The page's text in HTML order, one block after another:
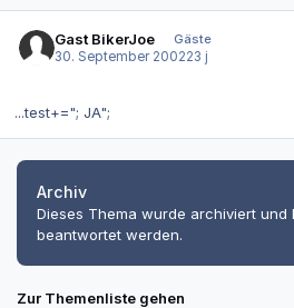
Gast BikerJoe
Gäste
30. September 200223 j
...test+="; JA";
Archiv
Dieses Thema wurde archiviert und
beantwortet werden.
Zur Themenliste gehen